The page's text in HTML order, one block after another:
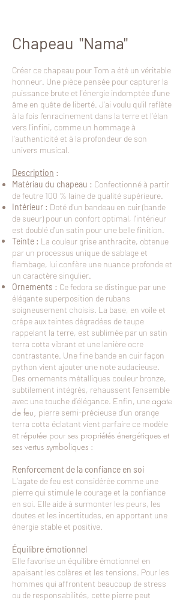
Chapeau "Nama"
Créer ce chapeau pour Tom a été un véritable
honneur. Une pièce pensée pour capturer la
puissance brute et l'énergie indomptée d'une
âme en quête de liberté. J'ai voulu qu'il reflète
à la fois l'enracinement dans la terre et l'élan
vers l'infini, comme un hommage à
l'authenticité et à la profondeur de son
univers musical.
Description :
Matériau du chapeau : Confectionné à partir
de feutre 100 % laine de qualité supérieure.
Intérieur : Doté d'un bandeau en cuir (bande
de sueur) pour un confort optimal, l'intérieur
est doublé d'un satin pour une belle finition.
Teinte : La couleur grise anthracite, obtenue
par un processus unique de sablage et
flambage, lui confère une nuance profonde et
un caractère singulier.
Ornements : Ce fedora se distingue par une
élégante superposition de rubans
soigneusement choisis. La base, en voile et
crêpe aux teintes dégradées de taupe
rappelant la terre, est sublimée par un satin
terra cotta vibrant et une lanière ocre
contrastante. Une fine bande en cuir façon
python vient ajouter une note audacieuse.
Des ornements métalliques couleur bronze,
subtilement intégrés, rehaussent l’ensemble
avec une touche d’élégance. Enfin, uneagate
de feu, pierre semi-précieuse d’un orange
terra cotta éclatant vient parfaire ce modèle
et réputée pour ses propriétés énergétiques et
ses vertus symboliques :
Renforcement de la confiance en soi
L'agate de feu est considérée comme une
pierre qui stimule le courage et la confiance
en soi. Elle aide à surmonter les peurs, les
doutes et les incertitudes, en apportant une
énergie stable et positive.
Équilibre émotionnel
Elle favorise un équilibre émotionnel en
apaisant les colères et les tensions. Pour les
hommes qui affrontent beaucoup de stress
ou de responsabilités, cette pierre peut